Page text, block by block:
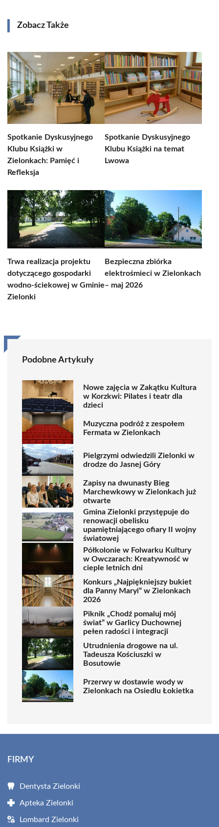
Zobacz Także
Spotkanie Dyskusyjnego
Klubu Książki w
Zielonkach: Pamięć i
Refleksja
Spotkanie Dyskusyjnego
Klubu Książki na temat
Lwowa
Trwa realizacja projektu
dotyczącego gospodarki
wodno-ściekowej w Gminie
Zielonki
Bezpieczna zbiórka
elektrośmieci w Zielonkach
– maj 2026
Podobne Artykuły
Nowe zajęcia w Zakątku Kultura
w Korzkwi: Pilates i teatr dla
dzieci
Muzyczna podróż z zespołem
Fermata w Zielonkach
Pielgrzymi odwiedzili Zielonki w
drodze do Jasnej Góry
Zapisy na dwunasty Bieg
Marchewkowy w Zielonkach już
otwarte
Gmina Zielonki przystępuje do
renowacji obelisku
upamiętniającego ofiary II wojny
światowej
Półkolonie w Folwarku Kultury
w Owczarach: Kreatywność w
cieple letnich dni
Konkurs „Najpiękniejszy bukiet
dla Panny Maryi” w Zielonkach
2026
Piknik „Chodź pomaluj mój
świat” w Garlicy Duchownej
pełen radości i integracji
Utrudnienia drogowe na ul.
Tadeusza Kościuszki w
Bosutowie
Przerwy w dostawie wody w
Zielonkach na Osiedlu Łokietka
FIRMY
Dentysta Zielonki
Apteka Zielonki
Lombard Zielonki